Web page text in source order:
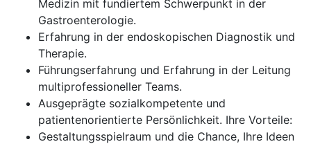
Medizin mit fundiertem Schwerpunkt in der
Gastroenterologie.
Erfahrung in der endoskopischen Diagnostik und
Therapie.
Führungserfahrung und Erfahrung in der Leitung
multiprofessioneller Teams.
Ausgeprägte sozialkompetente und
patientenorientierte Persönlichkeit. Ihre Vorteile:
Gestaltungsspielraum und die Chance, Ihre Ideen